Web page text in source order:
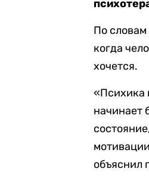
По
когда
хочется.
«Психика
начинает
объяснил